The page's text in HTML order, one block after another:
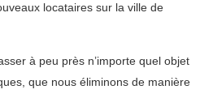
locataires sur la ville de
à peu près n’importe quel objet
que nous éliminons de manière